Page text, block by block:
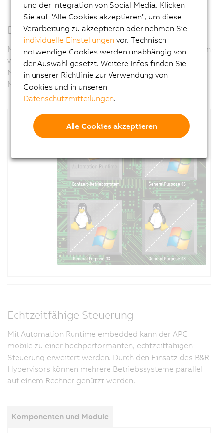
Edge computing
Mit APROLbietet B&R ein Tool um PC basierte Aufgaben
wie Predictive Maintenance, Big-Data-Analysen zur
Maschinenoptimierung oder Security Gateways auf der
Maschine umzusetzen.
Echtzeitfähige Steuerung
Mit Automation Runtime embedded kann der APC
mobile zu einer hochperformanten, echtzeitfähigen
Steuerung erweitert werden. Durch den Einsatz des B&R
Hypervisors können mehrere Betriebssysteme parallel
auf einem Rechner genützt werden.
Komponenten und Module
und der Integration von Social Media. Klicken
Sie auf "Alle Cookies akzeptieren", um diese
Verarbeitung zu akzeptieren oder nehmen Sie
individuelle Einstellungen vor. Technisch
notwendige Cookies werden unabhängig von
der Auswahl gesetzt. Weitere Infos finden Sie
in unserer Richtlinie zur Verwendung von
Cookies und in unseren
Datenschutzmitteilungen.
Alle Cookies akzeptieren